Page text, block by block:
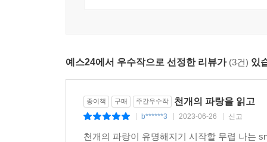
어느 날, 연재는 우연히 들린 경마공원의 마사
★“삼차원의 우리가 일차원의 말에 상처받지 말자”
-진정한 자유로움을 원하는 소녀, 은혜의 이야기.
예스24에서 우수작으로 선정한 리뷰가 (3건) 있
종이책 구매 주간우수작 천개의 파랑을 읽고
b******3 2023-06-26 신고
천개의 파랑이 유명해지기 시작할 무렵 나는